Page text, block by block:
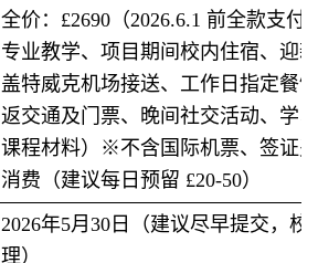
全价：£2690（2026.6.1 前全款支
专业教学、项目期间校内住宿、迎
盖特威克机场接送、工作日指定餐
返交通及门票、晚间社交活动、学
课程材料）※不含国际机票、签证
消费（建议每日预留 £20-50）
2026年5月30日（建议尽早提交，校
理）